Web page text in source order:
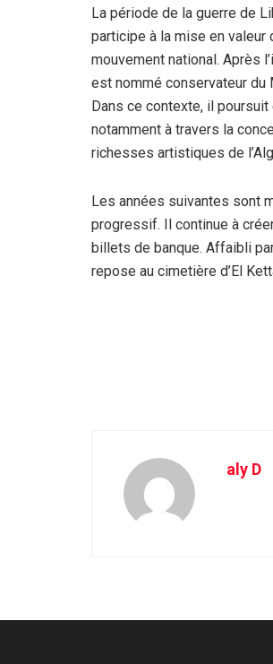
La période de la guerre de
participe à la mise en valeur
mouvement national. Après
est nommé conservateur du
Dans ce contexte, il
notamment à travers la
richesses artistiques de
Les années suivantes sont
progressif. Il continue à
billets de banque. Affaibli
repose au cimetière d’El
aly D